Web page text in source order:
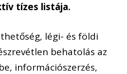
tízes listája.
légi- és földi
behatolás az
információszerzés,